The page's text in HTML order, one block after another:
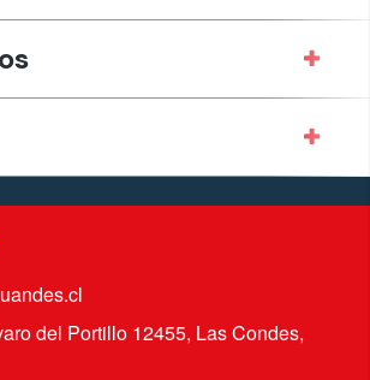
del Portillo 12455, Las Condes,